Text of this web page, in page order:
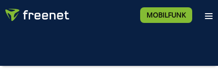
MOBILFUNK